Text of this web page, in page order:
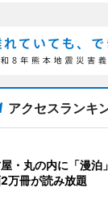
アクセスランキ
・丸の内に「漫
万冊が読み放題